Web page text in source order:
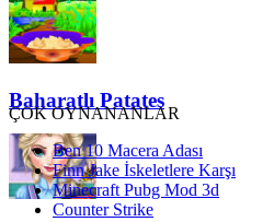
Baharatlı Patates
ÇOK OYNANANLAR
Ben 10 Macera Adası
Finn Jake İskeletlere Karşı
Minecraft Pubg Mod 3d
Counter Strike